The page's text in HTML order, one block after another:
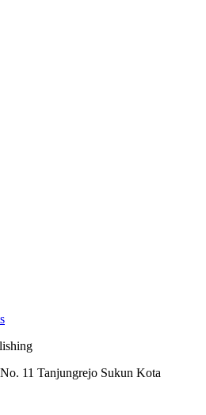
11 Tanjungrejo Sukun Kota